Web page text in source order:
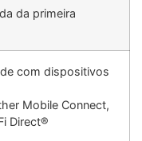
da primeira
com dispositivos
Mobile Connect,
Direct®